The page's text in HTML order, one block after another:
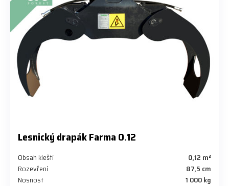
Lesnický drapák Farma 0.12
Obsah kleští
0,12 m²
Rozevření
87,5 cm
Nosnost
1 000 kg